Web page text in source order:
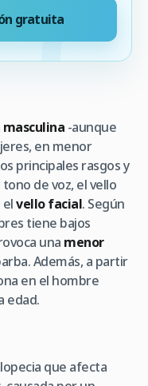
gratuita
-aunque
en menor
principales rasgos y
de voz, el vello
vello facial. Según
tiene bajos
una menor
Además, a partir
en el hombre
edad.
que afecta